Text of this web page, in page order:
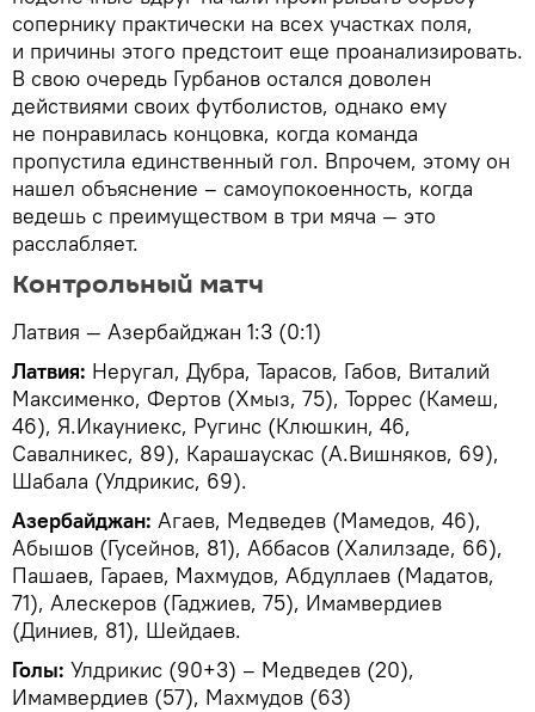
сопернику практически на всех участках поля,
и причины этого предстоит еще проанализировать.
В свою очередь Гурбанов остался доволен
действиями своих футболистов, однако ему
не понравилась концовка, когда команда
пропустила единственный гол. Впрочем, этому он
нашел объяснение – самоупокоенность, когда
ведешь с преимуществом в три мяча — это
расслабляет.
Контрольный матч
Латвия — Азербайджан 1:3 (0:1)
Латвия: Неругал, Дубра, Тарасов, Габов, Виталий
Максименко, Фертов (Хмыз, 75), Торрес (Камеш,
46), Я.Икауниекс, Ругинс (Клюшкин, 46,
Савалникес, 89), Карашаускас (А.Вишняков, 69),
Шабала (Улдрикис, 69).
Азербайджан: Агаев, Медведев (Мамедов, 46),
Абышов (Гусейнов, 81), Аббасов (Халилзаде, 66),
Пашаев, Гараев, Махмудов, Абдуллаев (Мадатов,
71), Алескеров (Гаджиев, 75), Имамвердиев
(Диниев, 81), Шейдаев.
Голы: Улдрикис (90+3) – Медведев (20),
Имамвердиев (57), Махмудов (63)